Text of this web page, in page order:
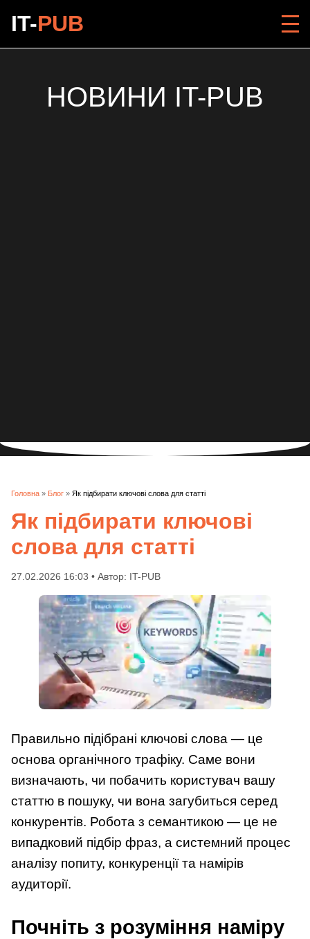
IT-PUB
НОВИНИ IT-PUB
Головна » Блог » Як підбирати ключові слова для статті
Як підбирати ключові
слова для статті
27.02.2026 16:03 • Автор: IT-PUB
Правильно підібрані ключові слова — це
основа органічного трафіку. Саме вони
визначають, чи побачить користувач вашу
статтю в пошуку, чи вона загубиться серед
конкурентів. Робота з семантикою — це не
випадковий підбір фраз, а системний процес
аналізу попиту, конкуренції та намірів
аудиторії.
Почніть з розуміння наміру